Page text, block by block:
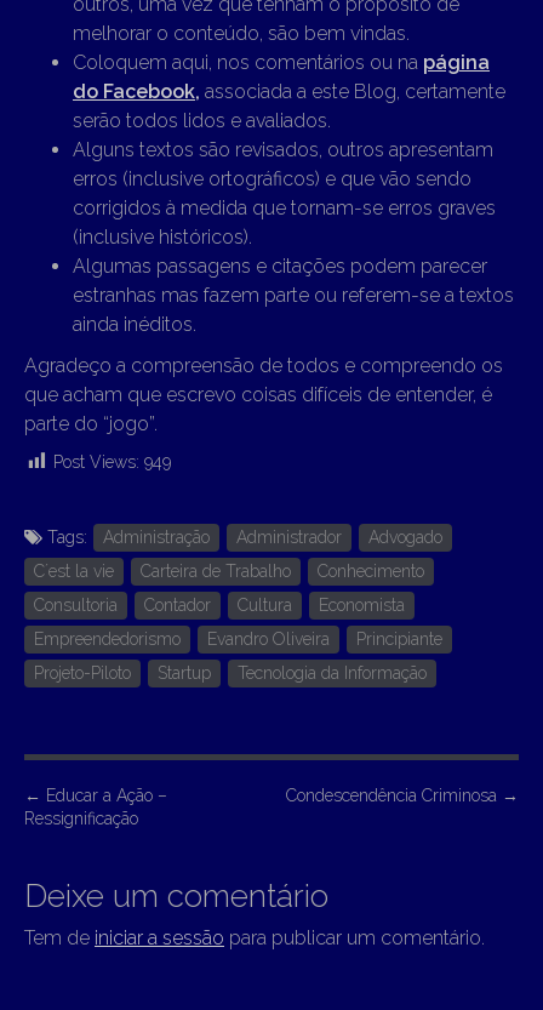
melhorar o conteúdo, são bem vindas.
Coloquem aqui, nos comentários ou na página
do Facebook, associada a este Blog, certamente
serão todos lidos e avaliados.
Alguns textos são revisados, outros apresentam
erros (inclusive ortográficos) e que vão sendo
corrigidos à medida que tornam-se erros graves
(inclusive históricos).
Algumas passagens e citações podem parecer
estranhas mas fazem parte ou referem-se a textos
ainda inéditos.
Agradeço a compreensão de todos e compreendo os
que acham que escrevo coisas difíceis de entender, é
parte do “jogo”.
Post Views: 949
Tags: Administração Administrador
Advogado
C´est la vie
Carteira de Trabalho
Conhecimento
Consultoria
Contador Cultura
Economista
Empreendedorismo
Evandro Oliveira
Principiante
Projeto-Piloto
Startup Tecnologia da Informação
P
o
t
n
← Educar a Ação –
Ressignificação
Condescendência Criminosa →
Deixe um comentário
Tem de iniciar a sessão para publicar um comentário.